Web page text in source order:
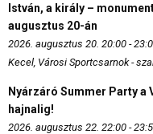
István, a király –
augusztus 20-án
2026. augusztus 20. 20:00 -
Kecel, Városi Sportcsarnok -
Nyárzáró Summer Party
hajnalig!
2026. augusztus 22. 22:00 -